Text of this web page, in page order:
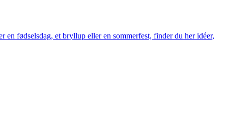
en fødselsdag, et bryllup eller en sommerfest, finder du her idéer,